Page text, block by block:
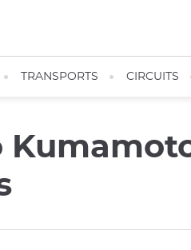
TRANSPORTS CIRCUITS